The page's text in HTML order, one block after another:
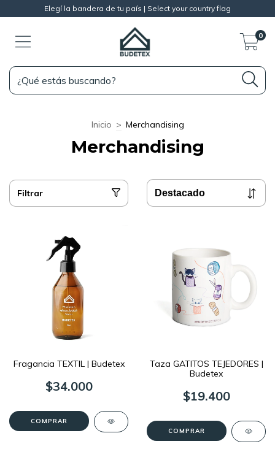
Elegí la bandera de tu país | Select your country flag
0
Inicio > Merchandising
Merchandising
Filtrar
Fragancia TEXTIL | Budetex
$34.000
COMPRAR
Taza GATITOS TEJEDORES |
Budetex
$19.400